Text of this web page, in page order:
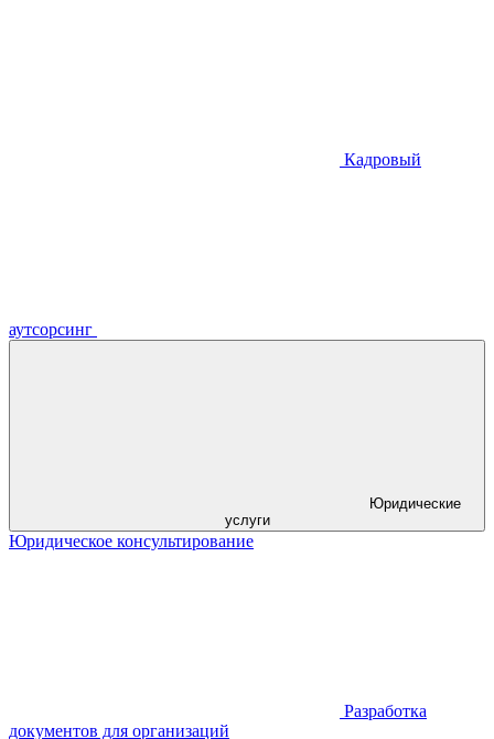
Кадровый
аутсорсинг
услуги
Юридическое консультирование
Разработка
документов для организаций